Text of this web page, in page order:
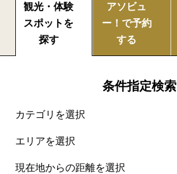
観光・体験
スポットを
探す
アソビュ
ー！で予約
する
条件指定検索
カテゴリを選択
エリアを選択
現在地からの距離を選択